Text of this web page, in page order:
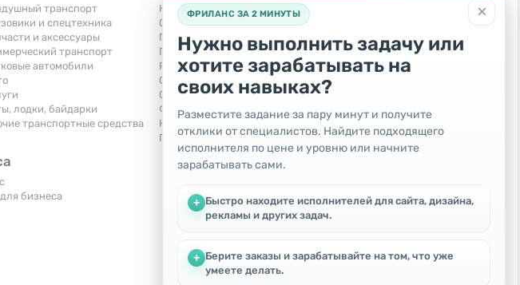
транспорт
и спецтехника
и аксессуары
транспорт
автомобили
лодки, байдарки
транспортные средства
Компьютеры, интернет
Обучение и репетиторство
Перевозки и транспорт
Праздники и мероприятия
Ремонт и установка техники
Сиделки, горничные
Строительство и ремонт
Фотосъемка и видеосъемка
Юридические услуги
Прочие услуги
Охота и рыбалка
Спорт и отдых
Другое
бизнеса
Бесплатно
Поменяю - Обмен
Приму в дар
×
ФРИЛАНС ЗА 2 МИНУТЫ
Нужно выполнить задачу или
хотите зарабатывать на
своих навыках?
Разместите задание за пару минут и получите
отклики от специалистов. Найдите подходящего
исполнителя по цене и уровню или начните
зарабатывать сами.
+ Быстро находите исполнителей для сайта, дизайна,
рекламы и других задач.
+ Берите заказы и зарабатывайте на том, что уже
умеете делать.